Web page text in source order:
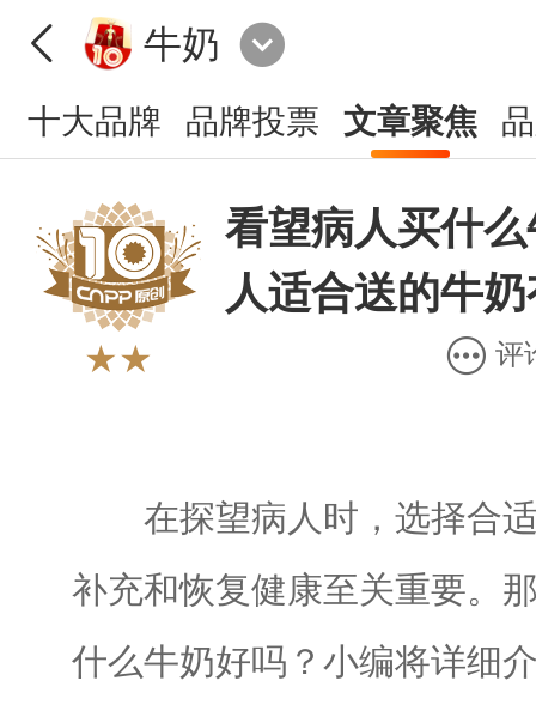
牛奶
十大品牌 品牌投票 文章聚焦
★★
看望病人买什
人适合送的牛
评
在探望病人时，选择合
补充和恢复健康至关重要。
什么牛奶好吗？小编将详细